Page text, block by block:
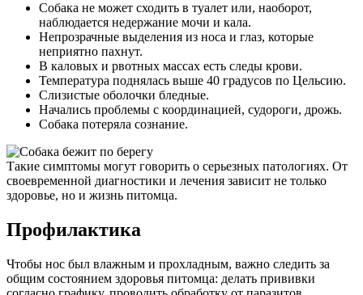
Собака не может сходить в туалет или, наоборот,
наблюдается недержание мочи и кала.
Непрозрачные выделения из носа и глаз, которые
неприятно пахнут.
В каловых и рвотных массах есть следы крови.
Температура поднялась выше 40 градусов по Цельсию.
Слизистые оболочки бледные.
Начались проблемы с координацией, судороги, дрожь.
Собака потеряла сознание.
Такие симптомы могут говорить о серьезных патологиях. От
своевременной диагностики и лечения зависит не только
здоровье, но и жизнь питомца.
Профилактика
Чтобы нос был влажным и прохладным, важно следить за
общим состоянием здоровья питомца: делать прививки